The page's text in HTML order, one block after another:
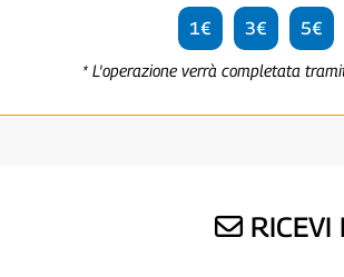
1€ 3€ 5€
* L'operazione verrà completata
RICEVI